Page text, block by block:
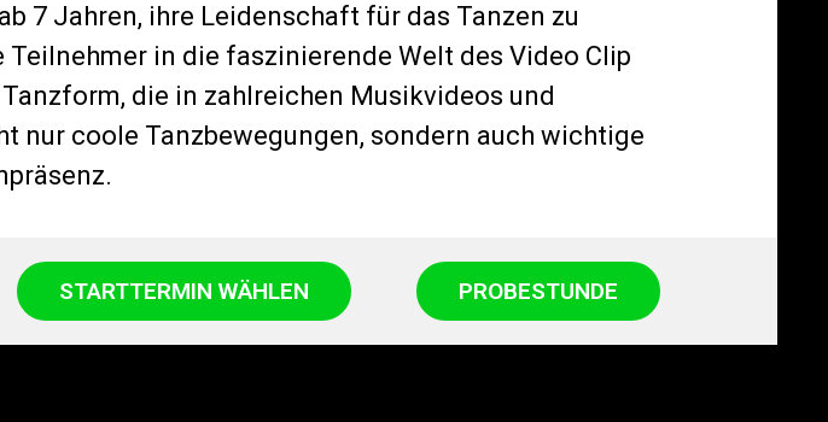
7 Jahren, ihre Leidenschaft für das Tanzen zu
in die faszinierende Welt des Video Clip
die in zahlreichen Musikvideos und
nur coole Tanzbewegungen, sondern auch wichtige
STARTTERMIN WÄHLEN PROBESTUNDE